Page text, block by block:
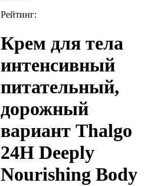
Рейтинг:
Крем для тела
интенсивный
питательный,
дорожный
вариант Thalgo
24H Deeply
Nourishing Body